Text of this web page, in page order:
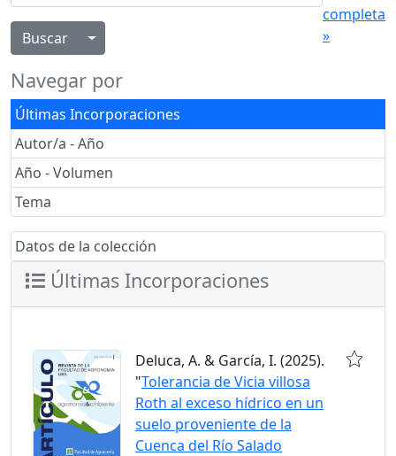
Alternar menú desplegable
completa
»
Navegar por
Últimas Incorporaciones
Autor/a - Año
Año - Volumen
Tema
Datos de la colección
Últimas Incorporaciones
Deluca, A. & García, I. (2025).
"Tolerancia de Vicia villosa
Roth al exceso hídrico en un
suelo proveniente de la
Cuenca del Río Salado